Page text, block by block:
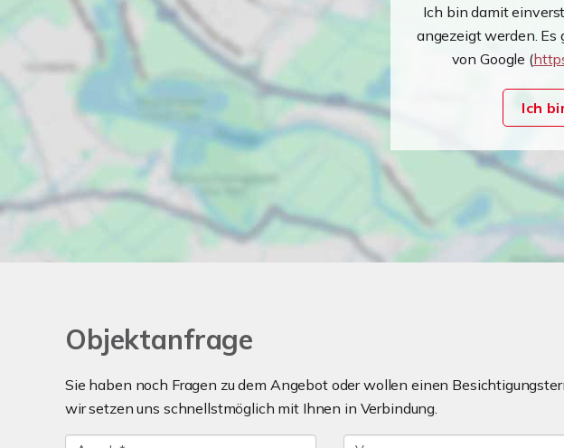
Ich bin damit
angezeigt werden.
von Google (
Ich
Objektanfrage
Sie haben noch Fragen zu dem Angebot oder wollen einen
wir setzen uns schnellstmöglich mit Ihnen in Verbindung.